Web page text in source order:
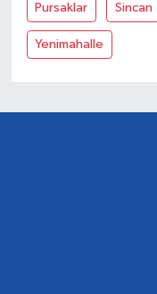
Pursaklar Sincan
Yenimahalle